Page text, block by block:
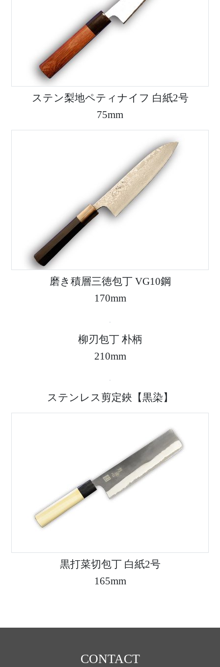
ステン梨地ペティナイフ 白紙2号
75mm
磨き積層三徳包丁 VG10鋼
170mm
柳刃包丁 朴柄
210mm
ステンレス剪定鋏【黒染】
黒打菜切包丁 白紙2号
165mm
CONTACT